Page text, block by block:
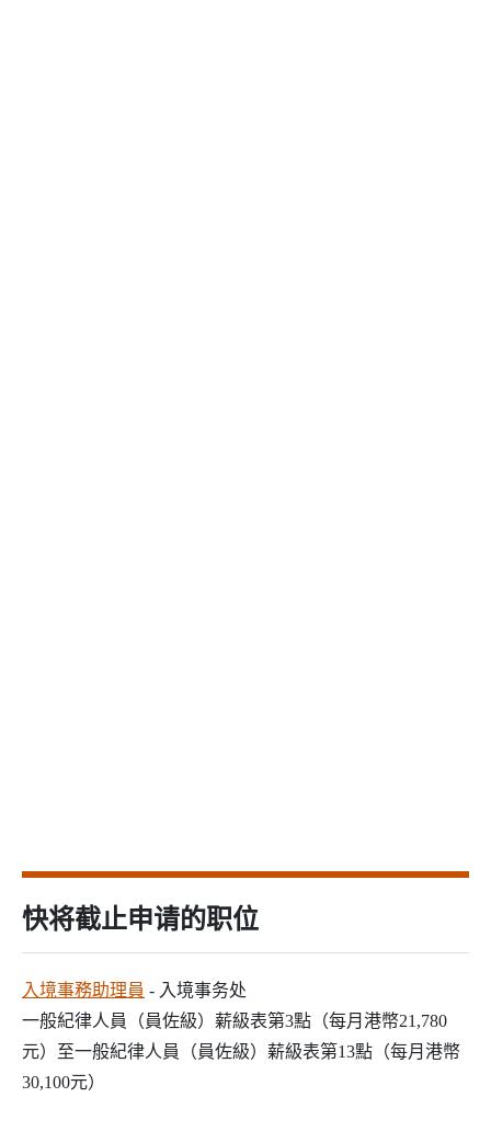
快将截止申请的职位
入境事務助理員 - 入境事务处
一般紀律人員（員佐級）薪級表第3點（每月港幣21,780
元）至一般紀律人員（員佐級）薪級表第13點（每月港幣
30,100元）